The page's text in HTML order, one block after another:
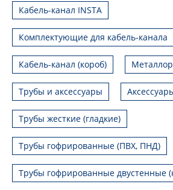
Кабель-канал INSTA
Комплектующие для кабель-канала
Кабель-канал (короб)
Трубы и аксессуары
Трубы жесткие (гладкие)
Трубы гофрированные (ПВХ, ПНД)
Трубы гофрированные двустенные